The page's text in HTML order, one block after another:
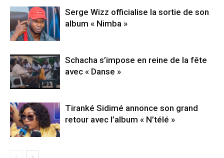
Serge Wizz officialise la sortie de son
album « Nimba »
Schacha s’impose en reine de la fête
avec « Danse »
Tiranké Sidimé annonce son grand
retour avec l’album « N’télé »